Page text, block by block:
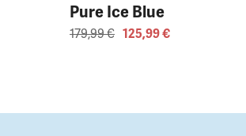
Pure Ice Blue
179,99 € 125,99 €